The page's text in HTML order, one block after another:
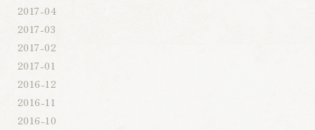
2017-04
2017-03
2017-02
2017-01
2016-12
2016-11
2016-10